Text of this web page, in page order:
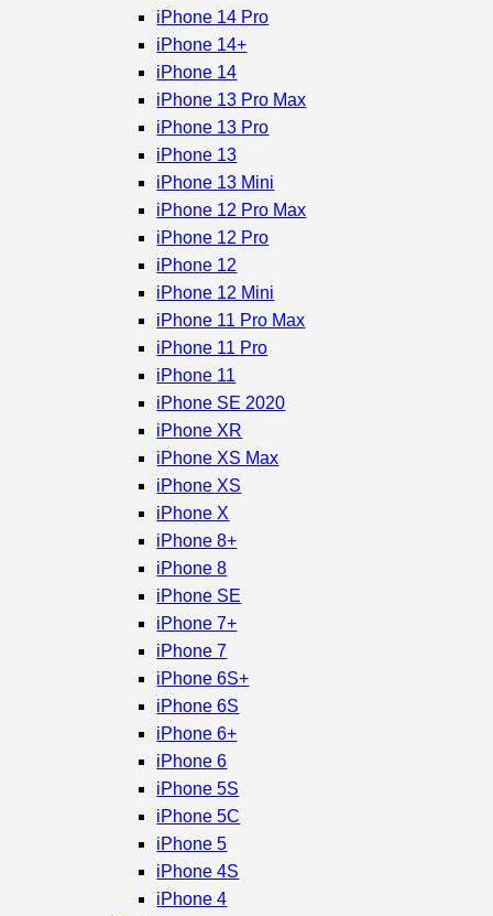
iPhone 14 Pro
iPhone 14+
iPhone 14
iPhone 13 Pro Max
iPhone 13 Pro
iPhone 13
iPhone 13 Mini
iPhone 12 Pro Max
iPhone 12 Pro
iPhone 12
iPhone 12 Mini
iPhone 11 Pro Max
iPhone 11 Pro
iPhone 11
iPhone SE 2020
iPhone XR
iPhone XS Max
iPhone XS
iPhone X
iPhone 8+
iPhone 8
iPhone SE
iPhone 7+
iPhone 7
iPhone 6S+
iPhone 6S
iPhone 6+
iPhone 6
iPhone 5S
iPhone 5C
iPhone 5
iPhone 4S
iPhone 4